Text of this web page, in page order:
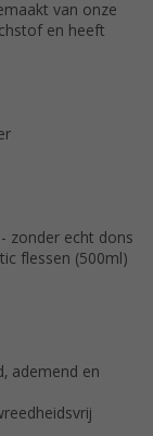
van onze
en heeft
zonder echt dons
flessen (500ml)
ademend en